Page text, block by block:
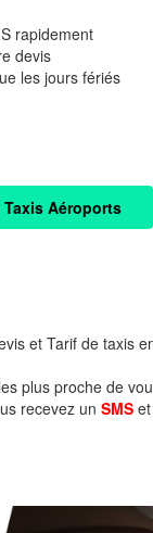
rapidement
devis
les jours fériés
Aéroports
et Tarif de taxis
plus proche de
recevez un SMS